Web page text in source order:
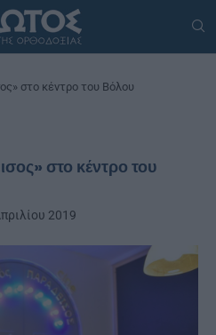
στο κέντρο του Βόλου
στο κέντρο του
2019